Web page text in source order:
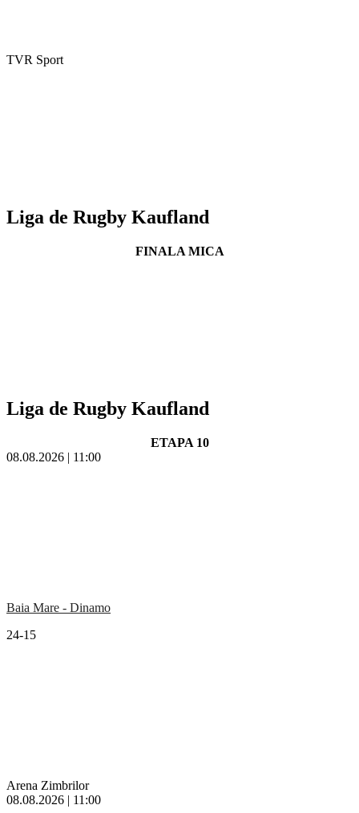
TVR Sport
Liga de Rugby Kaufland
FINALA MICA
Liga de Rugby Kaufland
ETAPA 10
08.08.2026 | 11:00
Baia Mare - Dinamo
24-15
Arena Zimbrilor
08.08.2026 | 11:00